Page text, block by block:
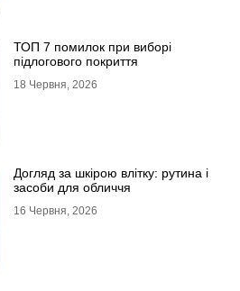
ТОП 7 помилок при виборі
підлогового покриття
18 Червня, 2026
Догляд за шкірою влітку: рутина і
засоби для обличчя
16 Червня, 2026